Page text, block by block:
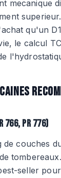
mecanique
qu'un
le calcul
766, PR 776)
de couches
seller